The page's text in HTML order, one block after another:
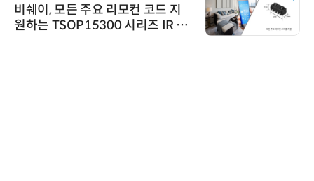
비쉐이, 모든 주요 리모컨 코드 지
원하는 TSOP15300 시리즈 IR 수